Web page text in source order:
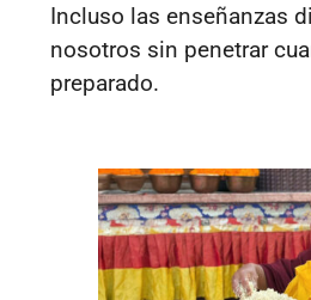
Incluso las enseñanzas
nosotros sin penetrar
preparado.